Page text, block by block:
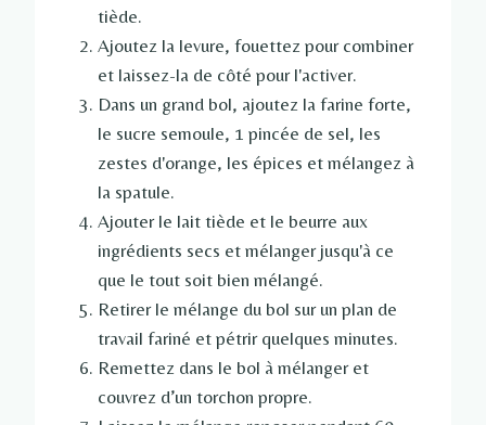
tiède.
Ajoutez la levure, fouettez pour combiner
et laissez-la de côté pour l'activer.
Dans un grand bol, ajoutez la farine forte,
le sucre semoule, 1 pincée de sel, les
zestes d'orange, les épices et mélangez à
la spatule.
Ajouter le lait tiède et le beurre aux
ingrédients secs et mélanger jusqu'à ce
que le tout soit bien mélangé.
Retirer le mélange du bol sur un plan de
travail fariné et pétrir quelques minutes.
Remettez dans le bol à mélanger et
couvrez d’un torchon propre.